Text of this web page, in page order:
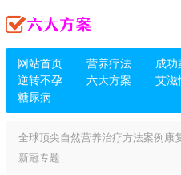
网站首页 营养疗法 成功
逆转不孕
六大方案 艾滋
糖尿病
全球顶尖自然营养治疗方法案例康
新冠专题